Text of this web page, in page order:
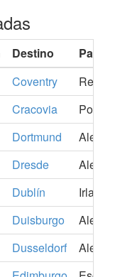
Destino
País
Coventry
Reino
Cracovia
Dortmund
Dresde
Dublín
Irlanda
Duisburgo
Dusseldorf